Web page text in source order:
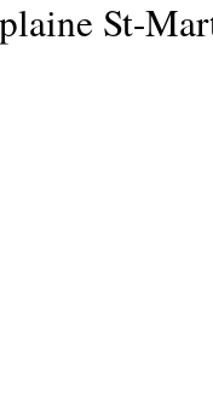
St-